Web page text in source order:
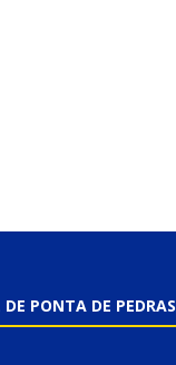
PONTA DE PEDRAS